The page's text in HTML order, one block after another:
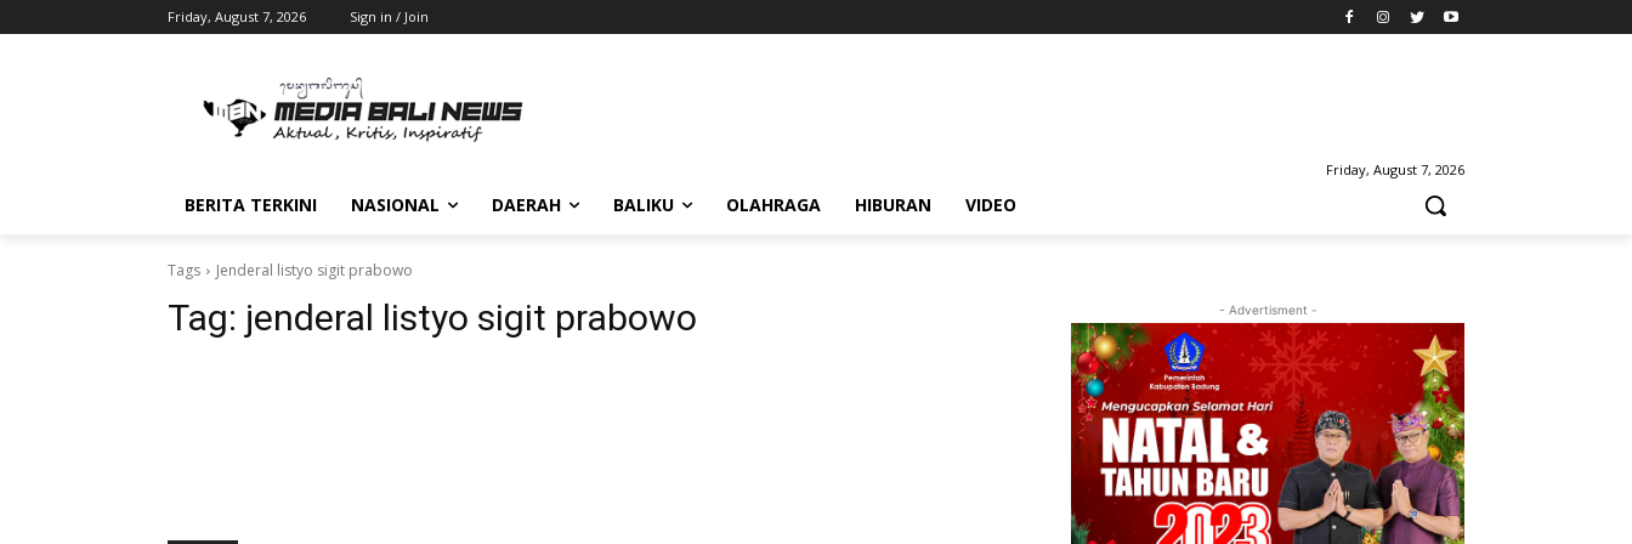
Friday, August 7, 2026 Sign in / Join
Friday, August 7, 2026
BERITA TERKINI NASIONAL DAERAH BALIKU OLAHRAGA HIBURAN VIDEO
Tags Jenderal listyo sigit prabowo
Tag: jenderal listyo sigit prabowo - Advertisment -